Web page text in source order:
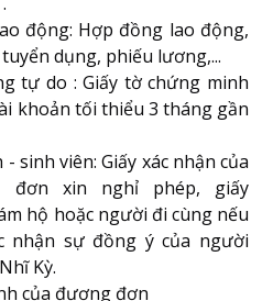
động: Hợp đồng lao động,
dụng, phiếu lương,...
tự do : Giấy tờ chứng minh
khoản tối thiểu 3 tháng gần
sinh viên: Giấy xác nhận của
đơn xin nghỉ phép, giấy
hộ hoặc người đi cùng nếu
nhận sự đồng ý của người
Kỳ.
của đương đơn